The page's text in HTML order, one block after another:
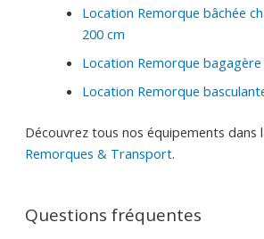
Location Remorque bâchée
200 cm
Location Remorque bagagère
Location Remorque
Découvrez tous nos équipements dans
Remorques & Transport.
Questions fréquentes